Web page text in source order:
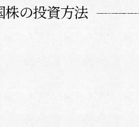
株の投資方法